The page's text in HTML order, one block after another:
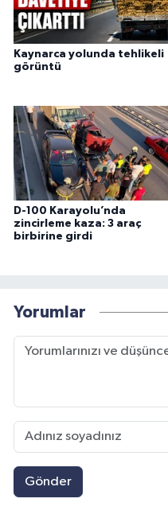
Kaynarca yolunda tehlikeli
görüntü
D-100 Karayolu’nda
zincirleme kaza: 3 araç
birbirine girdi
Yorumlar
Gönder